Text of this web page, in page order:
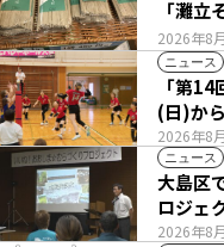
2026年8
「灘立
ニュース
2026年8
「第
(日)か
ニュース
2026年8
大島区
ロジェ